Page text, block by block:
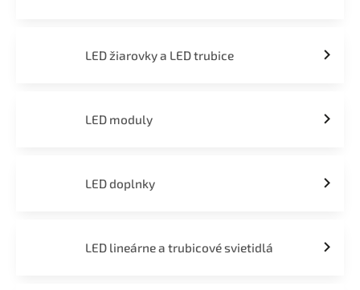
LED žiarovky a LED trubice
LED moduly
LED doplnky
LED lineárne a trubicové svietidlá